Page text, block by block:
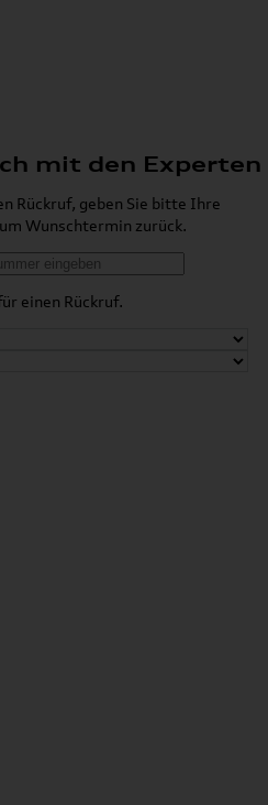
mit den Experten
Rückruf, geben Sie bitte Ihre
Wunschtermin zurück.
einen Rückruf.